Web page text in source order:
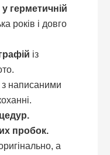
герметичній
років і довго
із
з написаними
пробок.
а